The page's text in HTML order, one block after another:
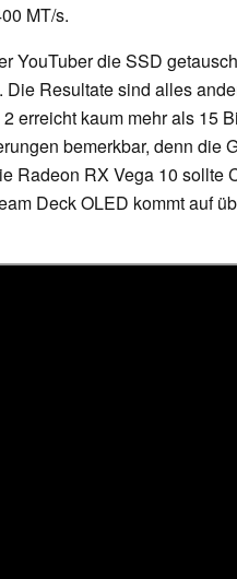
MT/s.
YouTuber die SSD
Resultate sind alles
erreicht kaum mehr als 15
bemerkbar, denn die
Radeon RX Vega 10 sollte
Deck OLED kommt auf